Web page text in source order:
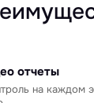
отчеты
на каждом